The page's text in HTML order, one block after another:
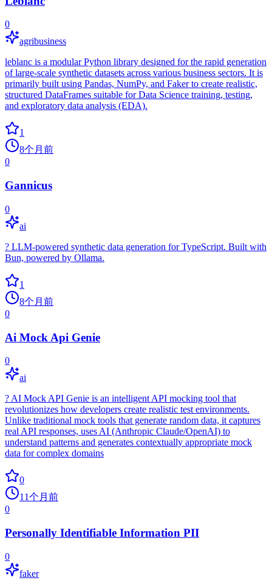
0
agribusiness
leblanc is a modular Python library designed for the rapid generation
of large-scale synthetic datasets across various business sectors. It is
primarily built using Pandas, NumPy, and Faker to create realistic,
structured DataFrames suitable for Data Science training, testing,
and exploratory data analysis (EDA).
1
8个月前
0
Gannicus
0
ai
?️ LLM-powered synthetic data generation for TypeScript. Built with
Bun, powered by Ollama.
1
8个月前
0
Ai Mock Api Genie
0
ai
? AI Mock API Genie is an intelligent API mocking tool that
revolutionizes how developers create realistic test environments.
Unlike traditional mock tools that generate random data, it captures
real API responses, uses AI (Anthropic Claude/OpenAI) to
understand patterns and generates contextually appropriate mock
data for complex domains
0
11个月前
0
Personally Identifiable Information PII
0
faker